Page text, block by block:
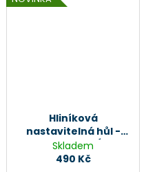
Hliníková
nastavitelná hůl -
ELEGANTNÍ
Skladem
490 Kč